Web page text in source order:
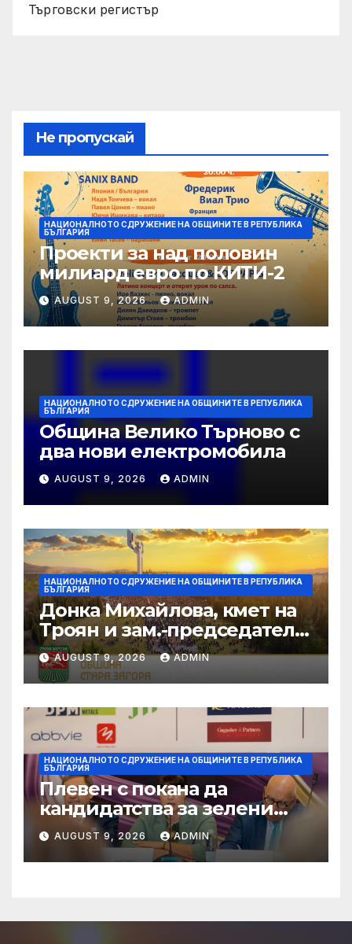
Търговски регистър
Не пропускай
НАЦИОНАЛНОТО СДРУЖЕНИЕ НА ОБЩИНИТЕ В РЕПУБЛИКА
БЪЛГАРИЯ
Проекти за над половин
милиард евро по КИТИ-2
AUGUST 9, 2026 ADMIN
НАЦИОНАЛНОТО СДРУЖЕНИЕ НА ОБЩИНИТЕ В РЕПУБЛИКА
БЪЛГАРИЯ
Община Велико Търново с
два нови електромобила
AUGUST 9, 2026 ADMIN
НАЦИОНАЛНОТО СДРУЖЕНИЕ НА ОБЩИНИТЕ В РЕПУБЛИКА
БЪЛГАРИЯ
Донка Михайлова, кмет на
Троян и зам.-председател
на НСОРБ: Знаем какво е
произведено, как е
произведено и какво влиза
в детското меню
AUGUST 9, 2026 ADMIN
НАЦИОНАЛНОТО СДРУЖЕНИЕ НА ОБЩИНИТЕ В РЕПУБЛИКА
БЪЛГАРИЯ
Плевен с покана да
кандидатства за зелени
инвестиции в градска
среда
AUGUST 9, 2026 ADMIN